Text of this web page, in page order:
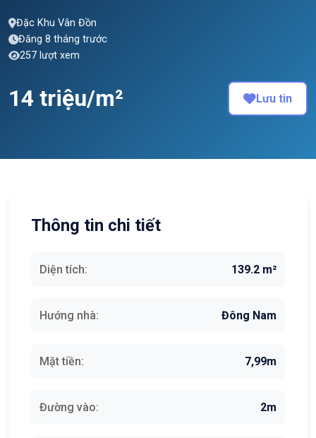
Đặc Khu Vân Đồn
Đăng 8 tháng trước
257 lượt xem
14 triệu/m² Lưu tin
Thông tin chi tiết
Diện tích: 139.2 m²
Hướng nhà: Đông Nam
Mặt tiền: 7,99m
Đường vào: 2m